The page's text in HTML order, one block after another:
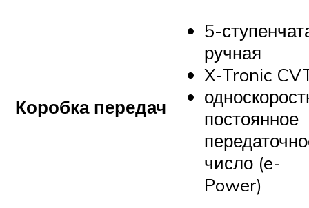
Коробка передач
5-
ручная
X-Tronic
постоянное
число (e-
Power)